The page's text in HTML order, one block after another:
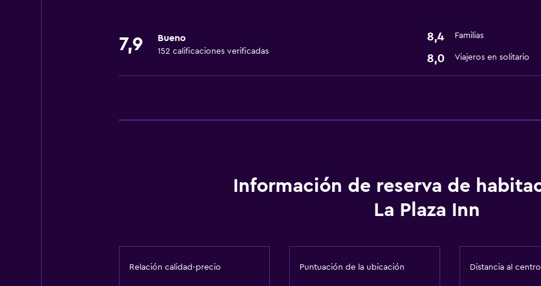
7,9 Bueno
152 calificaciones verificadas
8,4 Familias
8,0 Viajeros en solitario
Información de reserva de
La Plaza Inn
Relación calidad-precio Puntuación de la ubicación Distancia al centro